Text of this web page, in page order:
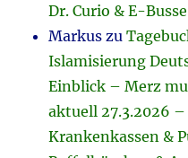
Dr. Curio & E-
Markus zu
Islamisierung
Einblick – Merz
aktuell 27.3.2026
Krankenkassen &